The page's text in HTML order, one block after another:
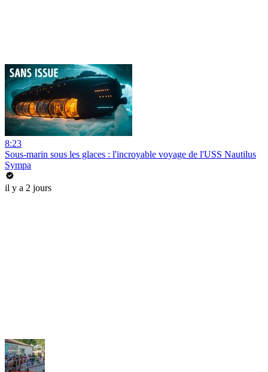
8:23
Sous-marin sous les glaces : l'incroyable voyage de l'USS Nautilus
Sympa
il y a 2 jours